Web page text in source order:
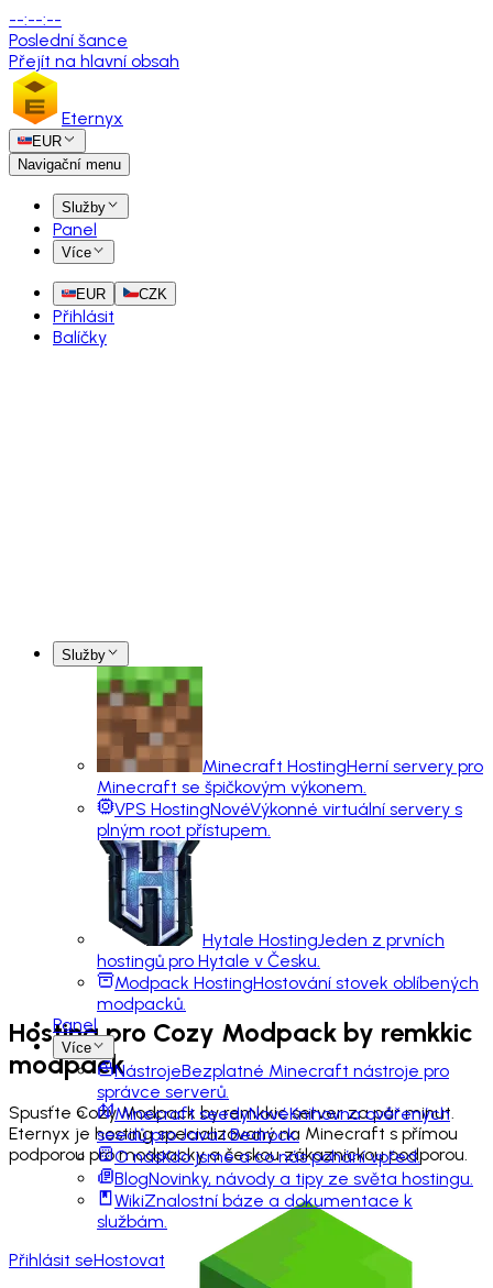
--:--:--
Poslední šance
Přejít na hlavní obsah
Eternyx
EUR
Navigační menu
Služby
Panel
Více
EUR CZK
Přihlásit
Balíčky
Služby
Minecraft HostingHerní servery pro
Minecraft se špičkovým výkonem.
VPS HostingNovéVýkonné virtuální servery s
plným root přístupem.
Hytale HostingJeden z prvních
hostingů pro Hytale v Česku.
Modpack HostingHostování stovek oblíbených
modpacků.
Panel
Více
NástrojeBezplatné Minecraft nástroje pro
správce serverů.
Minecraft seedyNovéKnihovna ověřených
seedů pro Java i Bedrock.
O násKdo jsme a co nás pohání vpřed.
BlogNovinky, návody a tipy ze světa hostingu.
WikiZnalostní báze a dokumentace k
službám.
Přihlásit seHostovat
Hosting pro Cozy Modpack by remkkic
modpack
Spusťte Cozy Modpack by remkkic server za pár minut.
Eternyx je hosting specializovaný na Minecraft s přímou
podporou pro modpacky a českou zákaznickou podporou.